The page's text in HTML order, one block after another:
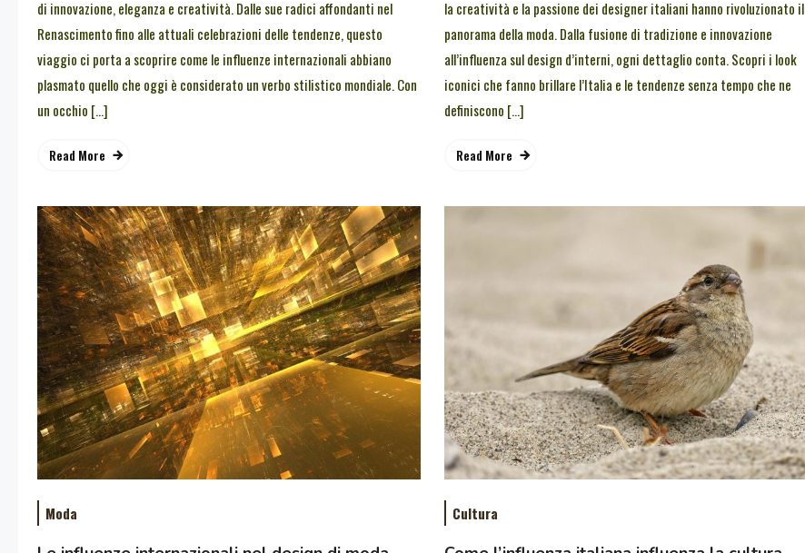
di innovazione, eleganza e creatività. Dalle sue radici affondanti nel
Renascimento fino alle attuali celebrazioni delle tendenze, questo
viaggio ci porta a scoprire come le influenze internazionali abbiano
plasmato quello che oggi è considerato un verbo stilistico mondiale. Con
un occhio […]
Read More
la creatività e la passione dei designer italiani hanno rivoluzionato il
panorama della moda. Dalla fusione di tradizione e innovazione
all’influenza sul design d’interni, ogni dettaglio conta. Scopri i look
iconici che fanno brillare l’Italia e le tendenze senza tempo che ne
definiscono […]
Read More
Moda Cultura